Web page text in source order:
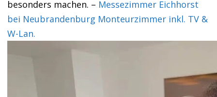
besonders machen. – Messezimmer Eichhorst
bei Neubrandenburg Monteurzimmer inkl. TV &
W-Lan.